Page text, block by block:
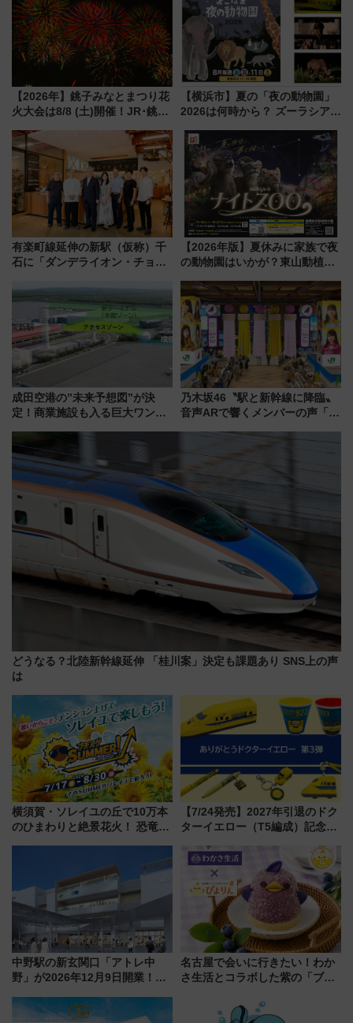
雑な手続きも不要でお手軽に楽
しめるプランが登場
【2026年】銚子みなとまつり花
火大会は8/8 (土)開催！JR･銚子
報、利根川に咲く8,000発の大迫
力＆屋台を満喫
【横浜市】夏の「夜の動物園」
2026は何時から？ ズーラシア・
見どころ、限定イベントを徹底
解説！
有楽町線延伸の新駅（仮称）千
石に「ダンデライオン・チョコ
1億円出資で挑む新時代のまちづ
くりとは？
【2026年版】夏休みに家族で夜
の動物園はいかが？東山動植物
ZOO」開催情報
成田空港の”未来予想図”が決
定！商業施設も入る巨大ワンタ
で新型特急が品川･羽田とを結
ぶ！ JR空港駅は2面3線化！
乃木坂46〝駅と新幹線に降臨〟
音声ARで響くメンバーの声「真
どうなる？北陸新幹線延伸 「桂川案」決定も課題あり SNS上の声
は
横須賀・ソレイユの丘で10万本
のひまわりと絶景花火！ 恐竜や
帰りお出かけ最新情報（2026年
7月17日～開催）
【7/24発売】2027年引退のドク
ターイエロー（T5編成）記念グ
送の目覚まし時計など通販・販
売店舗まとめ
中野駅の新玄関口「アトレ中
野」が2026年12月9日開業！新
注目スポット
名古屋で会いに行きたい！わか
さ生活とコラボした紫の「ブル